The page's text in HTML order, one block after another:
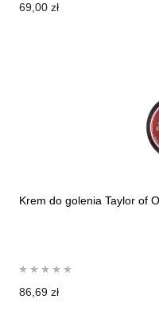
69,00 zł
Krem do golenia Taylor of
86,69 zł